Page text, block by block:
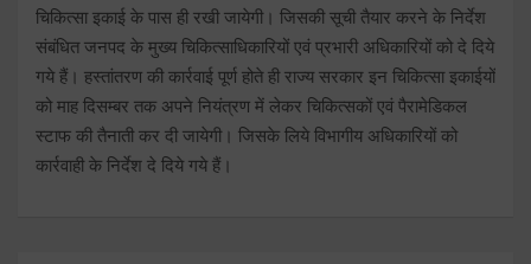
चिकित्सा इकाई के पास ही रखी जायेगी। जिसकी सूची तैयार करने के निर्देश
संबंधित जनपद के मुख्य चिकित्साधिकारियों एवं प्रभारी अधिकारियों को दे दिये
गये हैं। हस्तांतरण की कार्रवाई पूर्ण होते ही राज्य सरकार इन चिकित्सा इकाईयों
को माह दिसम्बर तक अपने नियंत्रण में लेकर चिकित्सकों एवं पैरामेडिकल
स्टाफ की तैनाती कर दी जायेगी। जिसके लिये विभागीय अधिकारियों को
कार्रवाही के निर्देश दे दिये गये हैं।